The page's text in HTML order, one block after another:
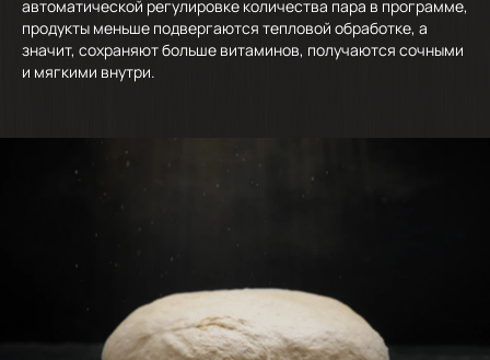
автоматической регулировке количества пара в программе,
продукты меньше подвергаются тепловой обработке, а
значит, сохраняют больше витаминов, получаются сочными
и мягкими внутри.